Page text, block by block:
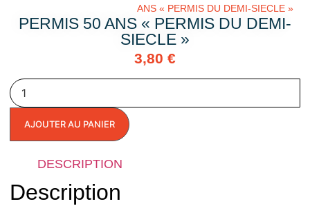
ANS « PERMIS DU DEMI-SIECLE »
PERMIS 50 ANS « PERMIS DU DEMI-
SIECLE »
3,80 €
AJOUTER AU PANIER
DESCRIPTION
Description